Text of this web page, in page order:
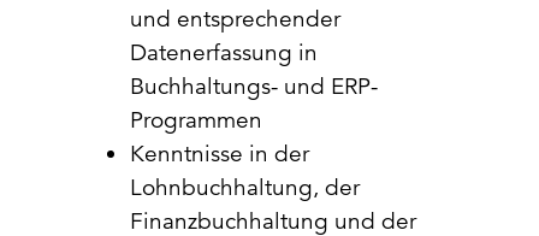
und entsprechender
Datenerfassung in
Buchhaltungs- und ERP-
Programmen
Kenntnisse in der
Lohnbuchhaltung, der
Finanzbuchhaltung und der